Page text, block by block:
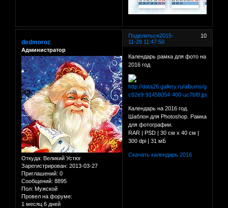
Поделиться 10
2015-
11-29 11:47:50
dedmoroz
Администратор
Откуда: Великий Устюг
Зарегистрирован: 2013-03-27
Приглашений: 0
Сообщений: 8895
Пол: Мужской
Провел на форуме:
1 месяц 6 дней
Календарь рамка для фото на
2016 год
Календарь на 2016 год.
Шаблон для Photoshop. Рамка
для фотографии.
RAR | PSD | 30 см х 40 см |
300 dpi | 31 мБ
Скачать календарь 2016